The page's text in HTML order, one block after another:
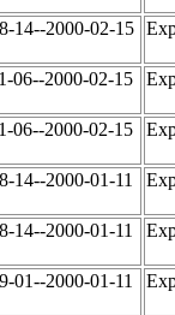
14--2000-02-15
06--2000-02-15
06--2000-02-15
14--2000-01-11
14--2000-01-11
01--2000-01-11